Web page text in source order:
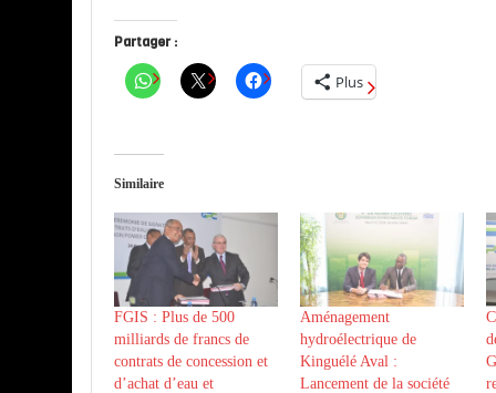
Partager :
Plus
Similaire
FGIS : Plus de 500
milliards de francs de
contrats de concession et
d’achat d’eau et
Aménagement
hydroélectrique de
Kinguélé Aval :
Lancement de la société